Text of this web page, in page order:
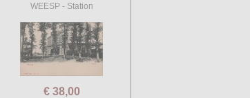
WEESP - Station
€ 38,00